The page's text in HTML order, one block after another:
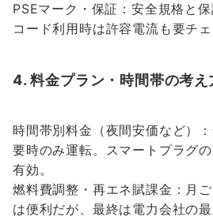
PSEマーク・保証：安全規格と
コード利用時は許容電流も要チェ
4. 料金プラン・時間帯の考え
時間帯別料金（夜間安価など）
要時のみ運転。スマートプラグ
有効。
燃料費調整・再エネ賦課金：月
は便利だが、最終は電力会社の最